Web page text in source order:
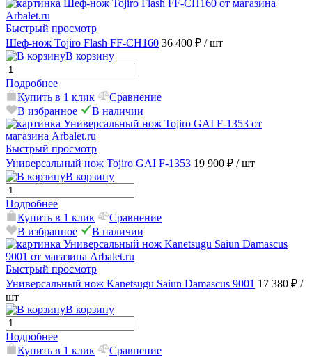
Быстрый просмотр
Шеф-нож Tojiro Flash FF-CH160 36 400 ₽ / шт
В корзину
Подробнее
Купить в 1 клик
Сравнение
В избранное
В наличии
Быстрый просмотр
Универсальный нож Tojiro GAI F-1353 19 900 ₽ / шт
В корзину
Подробнее
Купить в 1 клик
Сравнение
В избранное
В наличии
Быстрый просмотр
Универсальный нож Kanetsugu Saiun Damascus 9001 17 380 ₽ /
шт
В корзину
Подробнее
Купить в 1 клик
Сравнение